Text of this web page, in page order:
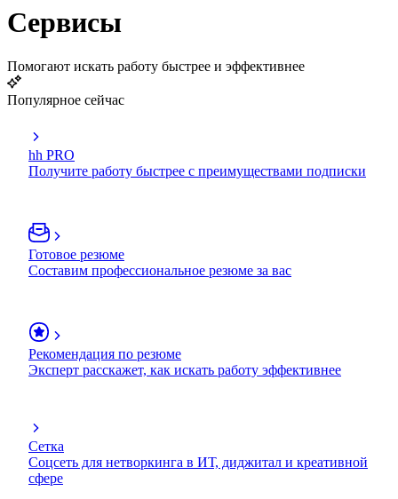
Сервисы
Помогают искать работу быстрее и эффективнее
Популярное сейчас
hh PRO
Получите работу быстрее с преимуществами подписки
Готовое резюме
Составим профессиональное резюме за вас
Рекомендация по резюме
Эксперт расскажет, как искать работу эффективнее
Сетка
Соцсеть для нетворкинга в ИТ, диджитал и креативной
сфере